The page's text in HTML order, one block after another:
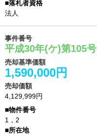
法人
事件番号
平成30年(ケ)第105号
売却基準価額
1,590,000円
売却価額
4,129,999円
1，2